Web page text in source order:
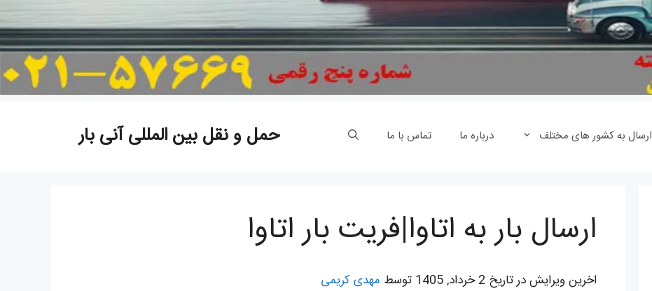
حمل و نقل بین المللی آنی بار ارسال به کشور های مختلف درباره ما تماس با ما
ارسال بار به اتاوا|فریت بار اتاوا
اخرین ویرایش در تاریخ 2 خرداد, 1405 توسط
مهدی کریمی